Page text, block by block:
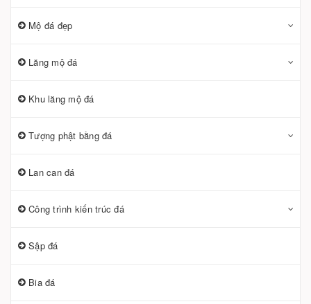
Mộ đá đẹp
Lăng mộ đá
Khu lăng mộ đá
Tượng phật bằng đá
Lan can đá
Công trình kiến trúc đá
Sập đá
Bia đá